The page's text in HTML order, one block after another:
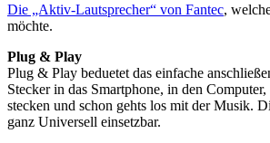
Die „Aktiv-Lautsprecher“ von Fantec,
möchte.
Plug & Play
Plug & Play beduetet das einfache
Stecker in das Smartphone, in den
stecken und schon gehts los mit der Musik.
ganz Universell einsetzbar.